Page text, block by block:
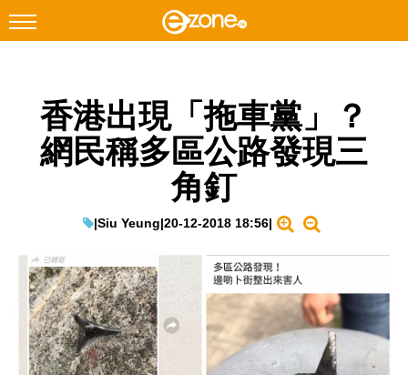
Facebook Instagram
科技焦點
教學評測
EduTech
IT Times
生成式AI與雲端應用
香港出現「拖車黨」？
網民稱多區公路發現三
角釘
|Siu Yeung|20-12-2018 18:56|